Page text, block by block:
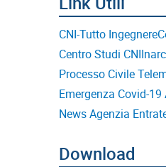
CNI-Tutto Ingegnere
Centro Studi CNI
Processo Civile
Emergenza Covid-
News Agenzia